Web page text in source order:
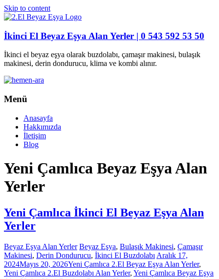
Skip to content
İkinci El Beyaz Eşya Alan Yerler | 0 543 592 53 50
İkinci el beyaz eşya olarak buzdolabı, çamaşır makinesi, bulaşık
makinesi, derin dondurucu, klima ve kombi alınır.
Menü
Anasayfa
Hakkımızda
İletişim
Blog
Yeni Çamlıca Beyaz Eşya Alan
Yerler
Yeni Çamlıca İkinci El Beyaz Eşya Alan
Yerler
Beyaz Eşya Alan Yerler Beyaz Eşya, Bulaşık Makinesi, Çamaşır
Makinesi, Derin Dondurucu, İkinci El Buzdolabı Aralık 17,
2024Mayıs 20, 2026Yeni Çamlıca 2.El Beyaz Eşya Alan Yerler,
Yeni Çamlıca 2.El Buzdolabı Alan Yerler, Yeni Çamlıca Beyaz Eşya